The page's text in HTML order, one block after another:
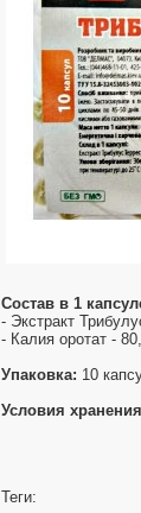
Состав в 1
- Экстракт
- Калия оротат -
Упаковка: 10
Условия
Теги: